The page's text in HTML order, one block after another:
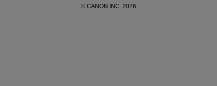
© CANON INC. 2026